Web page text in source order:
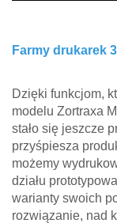
Farmy drukarek
Dzięki funkcjom,
modelu Zortraxa
stało się jeszcze
przyśpiesza
możemy
działu
warianty swoich
rozwiązanie, nad